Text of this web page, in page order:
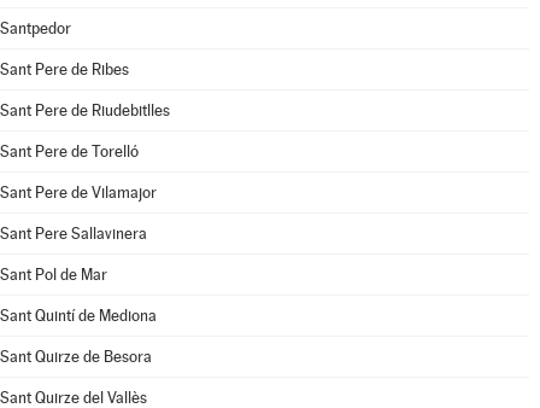
Santpedor
Sant Pere de Ribes
Sant Pere de Riudebitlles
Sant Pere de Torelló
Sant Pere de Vilamajor
Sant Pere Sallavinera
Sant Pol de Mar
Sant Quintí de Mediona
Sant Quirze de Besora
Sant Quirze del Vallès